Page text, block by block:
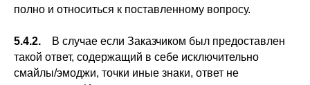
полно и относиться к поставленному вопросу.
5.4.2.
В случае если Заказчиком был предоставлен
такой ответ, содержащий в себе исключительно
смайлы/эмоджи, точки иные знаки, ответ не